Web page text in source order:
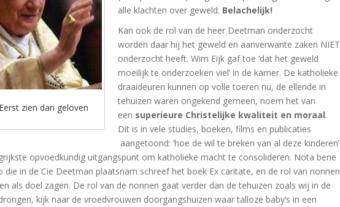
zien dan geloven
alle klachten over geweld. Belachelijk!
Kan ook de rol van de heer Deetman onderzocht
worden daar hij het geweld en aanverwante zaken NIET
onderzocht heeft. Wim Eijk gaf toe ‘dat het geweld
moeilijk te onderzoeken viel’ in de kamer. De katholieke
draaideuren kunnen op volle toeren nu, de ellende in
tehuizen waren ongekend gemeen, noem het van
een superieure Christelijke kwaliteit en moraal.
Dit is in vele studies, boeken, films en publicaties
aangetoond: ‘hoe de wil te breken van al deze kinderen’
opvoedkundig uitgangspunt om katholieke macht te consolideren. Nota bene
die in de Cie Deetman plaatsnam schreef het boek Ex caritate, en de rol van nonnen
als doel zagen. De rol van de nonnen gaat verder dan de tehuizen zoals wij in de
kijk naar de vroedvrouwen doorgangshuizen waar talloze baby’s in een